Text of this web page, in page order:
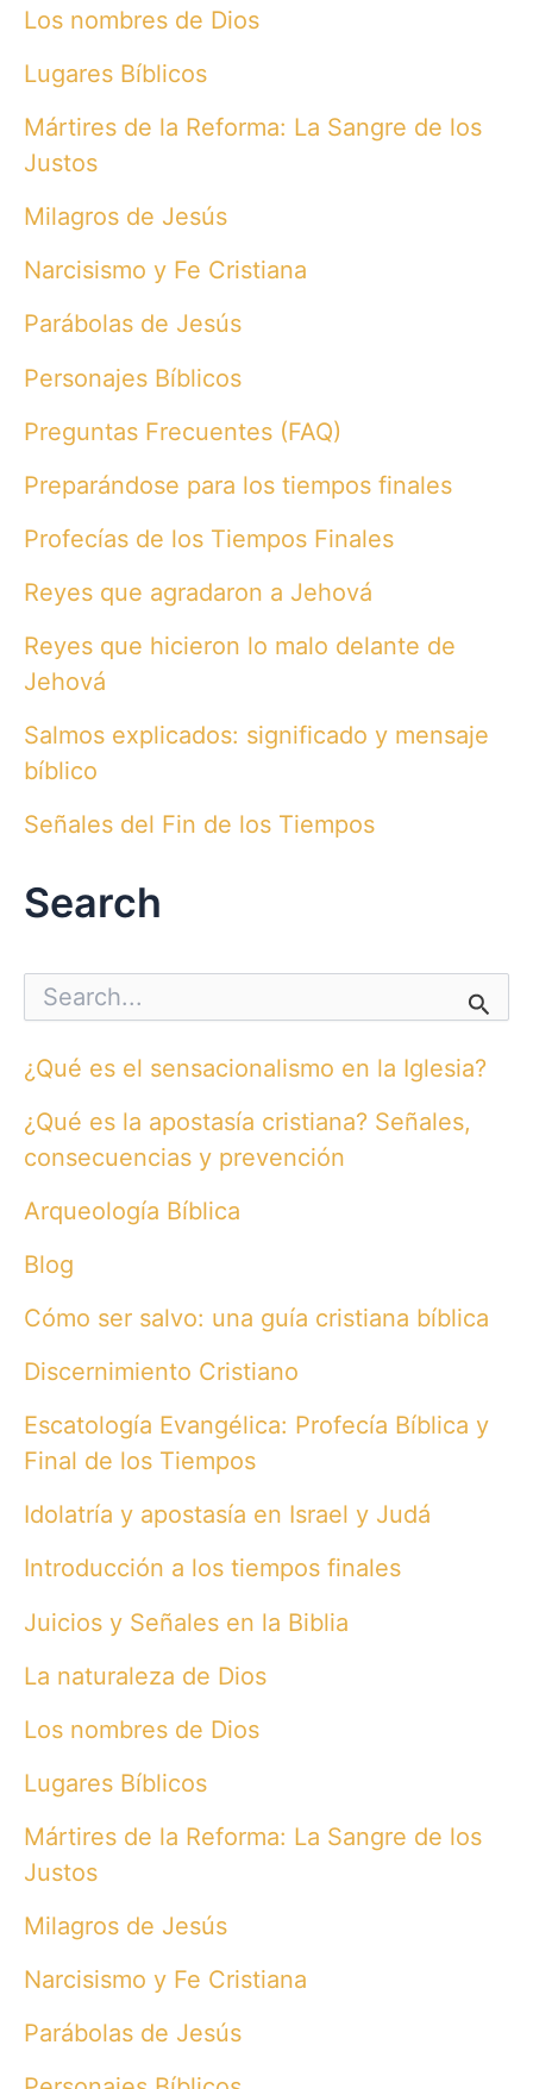
Los nombres de Dios
Lugares Bíblicos
Mártires de la Reforma: La Sangre de los
Justos
Milagros de Jesús
Narcisismo y Fe Cristiana
Parábolas de Jesús
Personajes Bíblicos
Preguntas Frecuentes (FAQ)
Preparándose para los tiempos finales
Profecías de los Tiempos Finales
Reyes que agradaron a Jehová
Reyes que hicieron lo malo delante de
Jehová
Salmos explicados: significado y mensaje
bíblico
Señales del Fin de los Tiempos
Search
c
f
o
¿Qué es el sensacionalismo en la Iglesia?
¿Qué es la apostasía cristiana? Señales,
consecuencias y prevención
Arqueología Bíblica
Blog
Cómo ser salvo: una guía cristiana bíblica
Discernimiento Cristiano
Escatología Evangélica: Profecía Bíblica y
Final de los Tiempos
Idolatría y apostasía en Israel y Judá
Introducción a los tiempos finales
Juicios y Señales en la Biblia
La naturaleza de Dios
Los nombres de Dios
Lugares Bíblicos
Mártires de la Reforma: La Sangre de los
Justos
Milagros de Jesús
Narcisismo y Fe Cristiana
Parábolas de Jesús